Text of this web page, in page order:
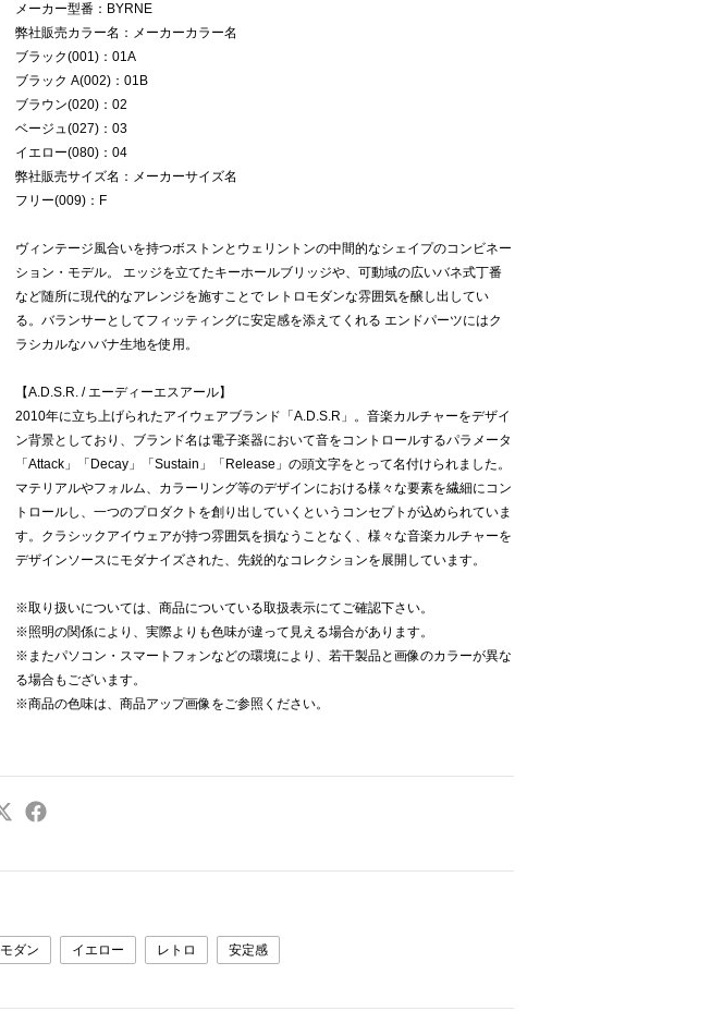
メーカー型番：BYRNE
弊社販売カラー名：メーカーカラー名
ブラック(001)：01A
ブラック A(002)：01B
ブラウン(020)：02
ベージュ(027)：03
イエロー(080)：04
弊社販売サイズ名：メーカーサイズ名
フリー(009)：F
ヴィンテージ風合いを持つボストンとウェリントンの中間的なシェイプのコンビネー
ション・モデル。 エッジを立てたキーホールブリッジや、可動域の広いバネ式丁番
など随所に現代的なアレンジを施すことで レトロモダンな雰囲気を醸し出してい
る。バランサーとしてフィッティングに安定感を添えてくれる エンドパーツにはク
ラシカルなハバナ生地を使用。
【A.D.S.R. / エーディーエスアール】
2010年に立ち上げられたアイウェアブランド「A.D.S.R」。音楽カルチャーをデザイ
ン背景としており、ブランド名は電子楽器において音をコントロールするパラメータ
「Attack」「Decay」「Sustain」「Release」の頭文字をとって名付けられました。
マテリアルやフォルム、カラーリング等のデザインにおける様々な要素を繊細にコン
トロールし、一つのプロダクトを創り出していくというコンセプトが込められていま
す。クラシックアイウェアが持つ雰囲気を損なうことなく、様々な音楽カルチャーを
デザインソースにモダナイズされた、先鋭的なコレクションを展開しています。
※取り扱いについては、商品についている取扱表示にてご確認下さい。
※照明の関係により、実際よりも色味が違って見える場合があります。
※またパソコン・スマートフォンなどの環境により、若干製品と画像のカラーが異な
る場合もございます。
※商品の色味は、商品アップ画像をご参照ください。
モダン イエロー レトロ 安定感